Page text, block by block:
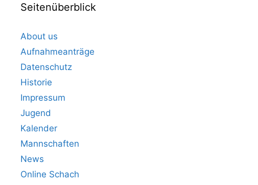
Seitenüberblick
About us
Aufnahmeanträge
Datenschutz
Historie
Impressum
Jugend
Kalender
Mannschaften
News
Online Schach